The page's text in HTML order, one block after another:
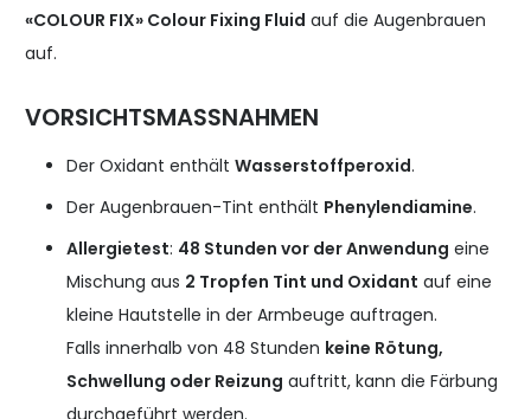
«COLOUR FIX» Colour Fixing Fluid auf die Augenbrauen
auf.
VORSICHTSMASSNAHMEN
Der Oxidant enthält Wasserstoffperoxid.
Der Augenbrauen-Tint enthält Phenylendiamine.
Allergietest: 48 Stunden vor der Anwendung eine
Mischung aus 2 Tropfen Tint und Oxidant auf eine
kleine Hautstelle in der Armbeuge auftragen.
Falls innerhalb von 48 Stunden keine Rötung,
Schwellung oder Reizung auftritt, kann die Färbung
durchgeführt werden.